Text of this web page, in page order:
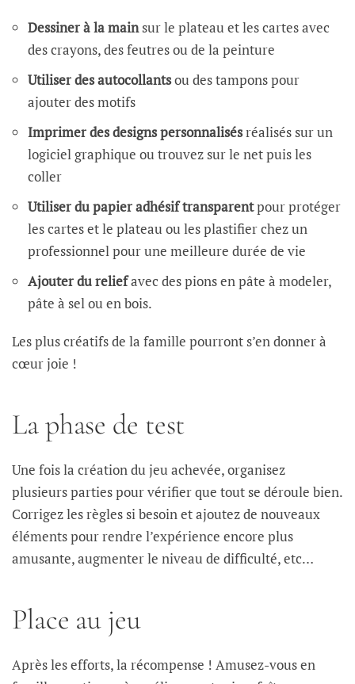
Dessiner à la mainsur le plateau et les cartes avec
des crayons, des feutres ou de la peinture
Utiliser des autocollantsou des tampons pour
ajouter des motifs
Imprimer des designs personnalisésréalisés sur un
logiciel graphique ou trouvez sur le net puis les
coller
Utiliser du papier adhésif transparentpour protéger
les cartes et le plateau ou les plastifier chez un
professionnel pour une meilleure durée de vie
Ajouter du reliefavec des pions en pâte à modeler,
pâte à sel ou en bois.
Les plus créatifs de la famille pourront s’en donner à
cœur joie !
La phase de test
Une fois la création du jeu achevée, organisez
plusieurs parties pour vérifier que tout se déroule bien.
Corrigez les règles si besoin et ajoutez de nouveaux
éléments pour rendre l’expérience encore plus
amusante, augmenter le niveau de difficulté, etc…
Place au jeu
Après les efforts, la récompense ! Amusez-vous en